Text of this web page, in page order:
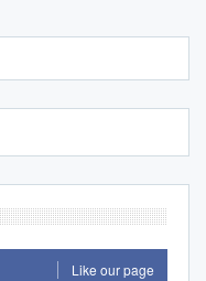
Like our page